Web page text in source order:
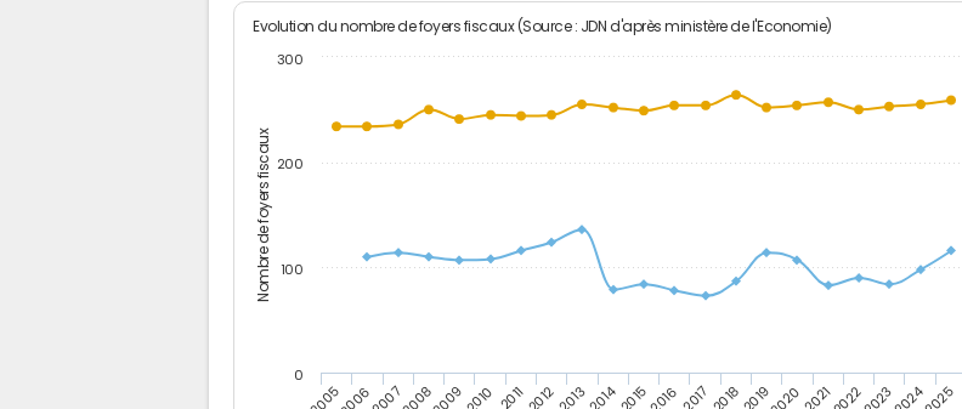
Nombre de foyers fiscaux
Evolution du nombre de foyers fiscaux (Source : JDN d'après ministère de l'Economie)
200520062007200820092010 201120122013201420152016 2017 20182019202020212022202320242025
0
100
200
300